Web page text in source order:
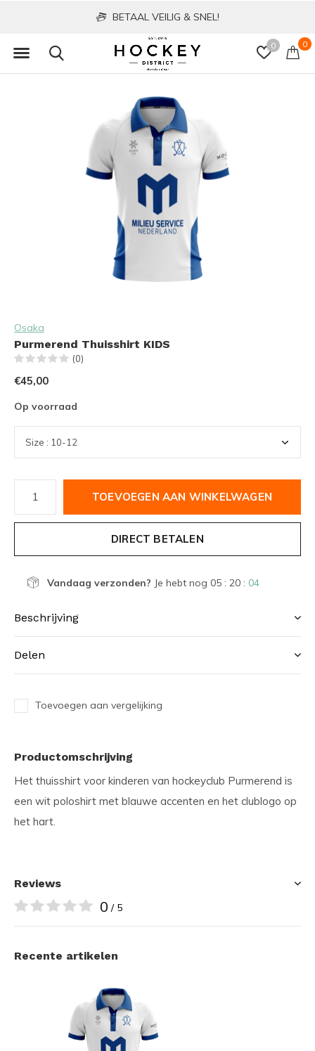
0 0
BETAAL VEILIG & SNEL!
Osaka
Purmerend Thuisshirt KIDS
(0)
€45,00
Op voorraad
TOEVOEGEN AAN WINKELWAGEN
DIRECT BETALEN
Vandaag verzonden? Je hebt nog 05 : 20 : 04
Beschrijving
Delen
Toevoegen aan vergelijking
Productomschrijving
Het thuisshirt voor kinderen van hockeyclub Purmerend is
een wit poloshirt met blauwe accenten en het clublogo op
het hart.
Reviews
0 / 5
Recente artikelen